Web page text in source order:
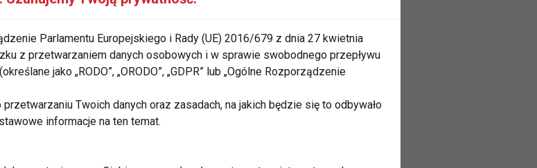
gdzieś błędu?
setkom rodziców w
nie tylko wytłumaczeniem
, ale przede wszystkim
swoje myślenie, co zmienić, jak
Parlamentu Europejskiego i Rady (UE) 2016/679 z dnia 27 kwietnia
z przetwarzaniem danych osobowych i w sprawie swobodnego przepływu
jako „RODO”, „ORODO”, „GDPR” lub „Ogólne Rozporządzenie
Twoich danych oraz zasadach, na jakich będzie się to odbywało
informacje na ten temat.